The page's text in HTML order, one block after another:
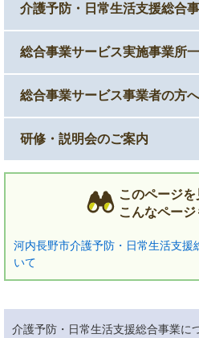
介護予防・日常生活支援総合
総合事業サービス実施事業所
総合事業サービス事業者の方へ
研修・説明会のご案内
このページ
こんなペー
河内長野市介護予防・日常生活支援
いて
介護予防・日常生活支援総合事業に